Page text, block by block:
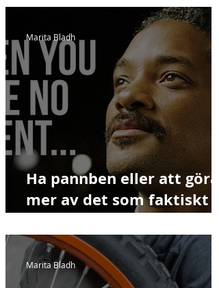
Ha pannben eller att göra
mer av det som faktiskt
dag.
Marita Bladh
Marita Bladh